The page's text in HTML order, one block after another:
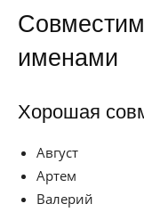
именами
Хорошая
Август
Артем
Валерий